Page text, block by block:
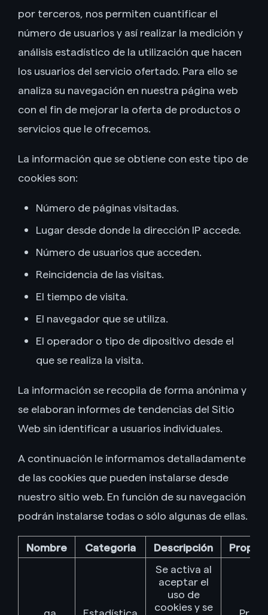
por terceros, nos permiten cuantificar el
número de usuarios y así realizar la medición y
análisis estadístico de la utilización que hacen
los usuarios del servicio ofertado. Para ello se
analiza su navegación en nuestra página web
con el fin de mejorar la oferta de productos o
servicios que le ofrecemos.
La información que se obtiene con este tipo de
cookies son:
Número de páginas visitadas.
Lugar desde donde la dirección IP accede.
Número de usuarios que acceden.
Reincidencia de las visitas.
El tiempo de visita.
El navegador que se utiliza.
El operador o tipo de dipositivo desde el
que se realiza la visita.
La información se recopila de forma anónima y
se elaboran informes de tendencias del Sitio
Web sin identificar a usuarios individuales.
A continuación le informamos detalladamente
de las cookies que pueden instalarse desde
nuestro sitio web. En función de su navegación
podrán instalarse todas o sólo algunas de ellas.
Nombre Categoria Descripción
_ga Estadística
Se activa al
aceptar el
uso de
cookies y se